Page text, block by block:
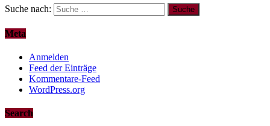
Suche nach:
Meta
Anmelden
Feed der Einträge
Kommentare-Feed
WordPress.org
Search